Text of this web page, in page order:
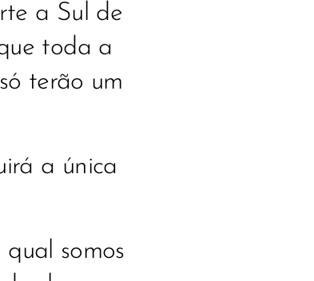
a Sul de
toda a
terão um
a única
somos